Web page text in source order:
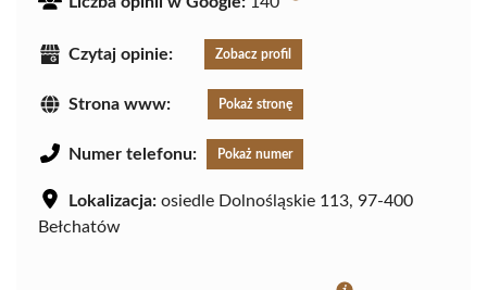
Czytaj opinie: Zobacz profil
Strona www: Pokaż stronę
Numer telefonu: Pokaż numer
Lokalizacja: osiedle Dolnośląskie 113, 97-400
Bełchatów